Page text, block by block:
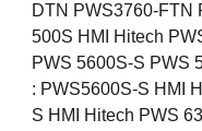
DTN PWS3760-FTN
500S HMI Hitech
PWS 5600S-S PWS
: PWS5600S-S HMI
S HMI Hitech PWS